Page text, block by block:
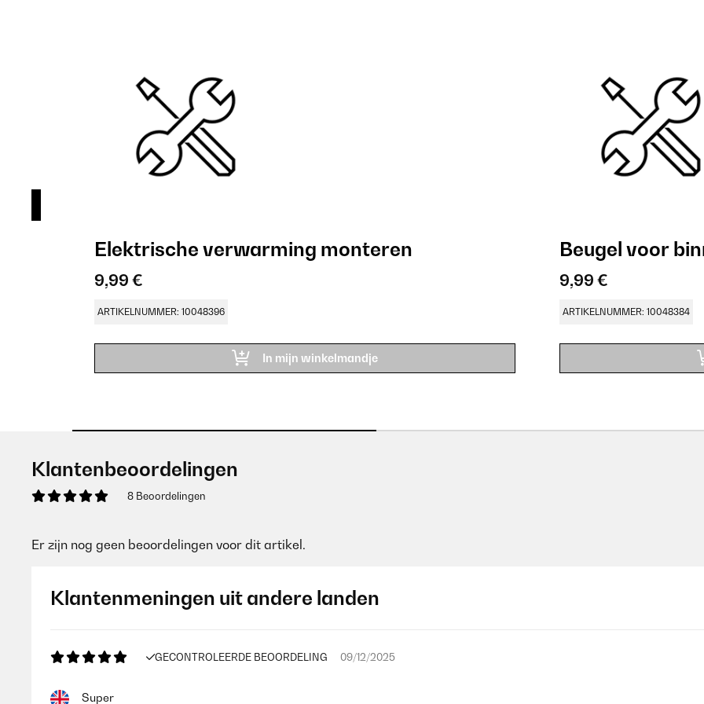
Elektrische verwarming monteren
9,99 €
ARTIKELNUMMER: 10048396
In mijn winkelmandje
Beugel voor
9,99 €
ARTIKELNUMMER: 10048384
Klantenbeoordelingen
8 Beoordelingen
Er zijn nog geen beoordelingen voor dit artikel.
Klantenmeningen uit andere landen
GECONTROLEERDE BEOORDELING 09/12/2025
Super